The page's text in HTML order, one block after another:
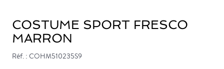
COSTUME SPORT FRESCO
MARRON
Réf. : COHM510235S9